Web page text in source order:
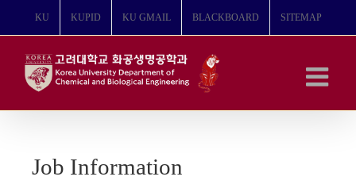
뛰
KU KUPID KU GMAIL BLACKBOARD SITEMAP
Job Information